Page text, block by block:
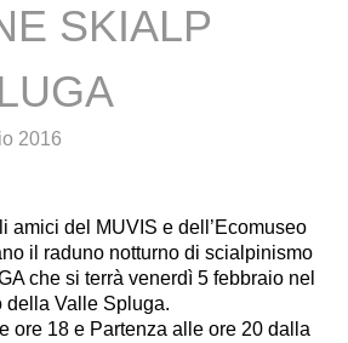
SKIALP
2016
amici del MUVIS e dell’Ecomuseo
il raduno notturno di scialpinismo
che si terrà venerdì 5 febbraio nel
della Valle Spluga.
ore 18 e Partenza alle ore 20 dalla